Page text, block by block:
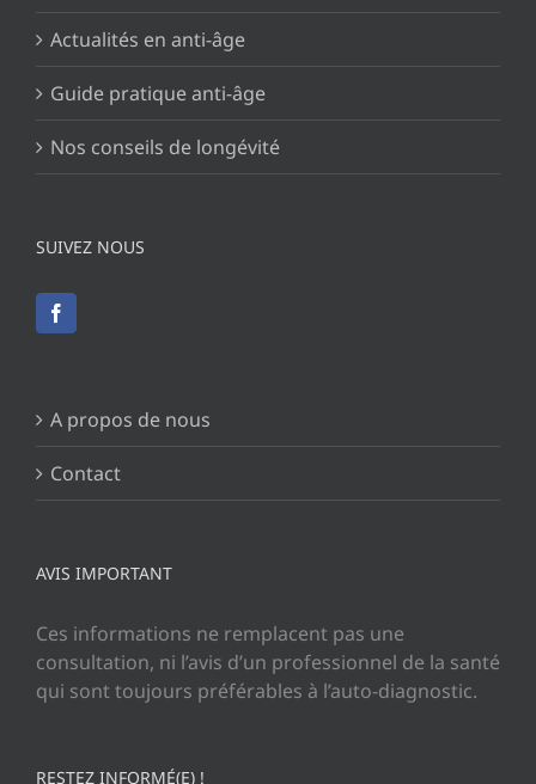
Actualités en anti-âge
Guide pratique anti-âge
Nos conseils de longévité
SUIVEZ NOUS
A propos de nous
Contact
AVIS IMPORTANT
Ces informations ne remplacent pas une
consultation, ni l’avis d’un professionnel de la santé
qui sont toujours préférables à l’auto-diagnostic.
RESTEZ INFORMÉ(E) !